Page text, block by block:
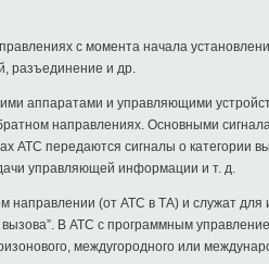
с момента начала
разъединение и др.
аппаратами и управляющими
направлениях. Основными
АТС передаются сигналы о категории
управляющей информации и т. д.
направлении (от АТС в ТА) и служат
В АТС с программным
междугородного или